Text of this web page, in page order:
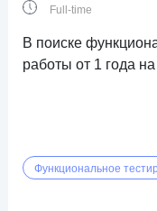
Full-time
В поиске
работы от 1 года
Функциональное